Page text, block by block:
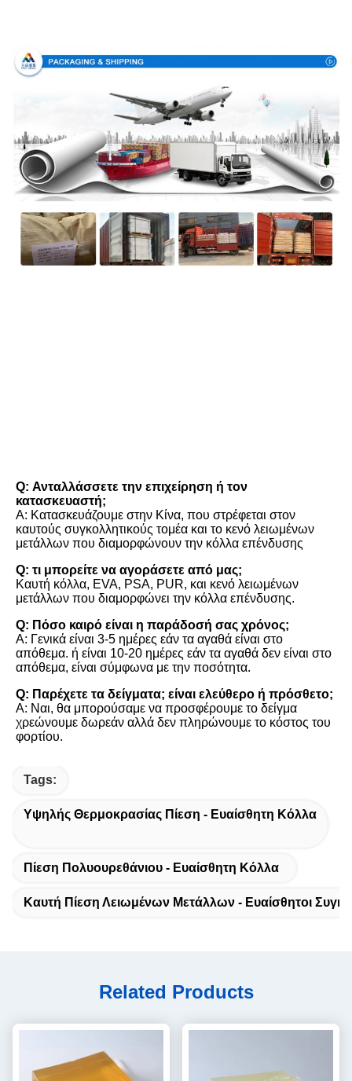
Q: Ανταλλάσσετε την επιχείρηση ή τον
κατασκευαστή;
Α: Κατασκευάζουμε στην Κίνα, που στρέφεται στον
καυτούς συγκολλητικούς τομέα και το κενό λειωμένων
μετάλλων που διαμορφώνουν την κόλλα επένδυσης
Q: τι μπορείτε να αγοράσετε από μας;
Καυτή κόλλα, EVA, PSA, PUR, και κενό λειωμένων
μετάλλων που διαμορφώνει την κόλλα επένδυσης.
Q: Πόσο καιρό είναι η παράδοσή σας χρόνος;
Α: Γενικά είναι 3-5 ημέρες εάν τα αγαθά είναι στο
απόθεμα. ή είναι 10-20 ημέρες εάν τα αγαθά δεν είναι στο
απόθεμα, είναι σύμφωνα με την ποσότητα.
Q: Παρέχετε τα δείγματα; είναι ελεύθερο ή πρόσθετο;
Α: Ναι, θα μπορούσαμε να προσφέρουμε το δείγμα
χρεώνουμε δωρεάν αλλά δεν πληρώνουμε το κόστος του
φορτίου.
Tags:
Υψηλής Θερμοκρασίας Πίεση - Ευαίσθητη Κόλλα
Πίεση Πολυουρεθάνιου - Ευαίσθητη Κόλλα
Καυτή Πίεση Λειωμένων Μετάλλων - Ευαίσθητοι
Related Products